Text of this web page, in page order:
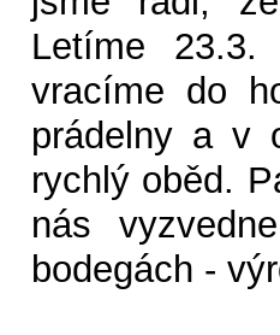
Letíme
vracíme do
prádelny a v
rychlý oběd.
nás
bodegách -